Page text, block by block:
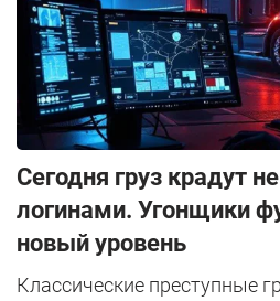
Сегодня груз крадут
логинами. Угонщики
новый уровень
Классические преступные